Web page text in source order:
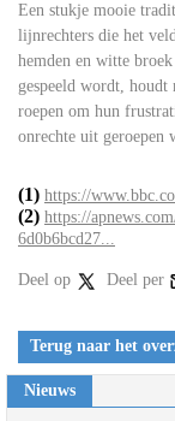
Een stukje mooie
lijnrechters die het
hemden en witte
gespeeld wordt, houdt
roepen om hun
onrechte uit geroepen
(1) https://
(2) https://
6d0b6bcd27...
Deel op Deel per
Terug naar het
Nieuws